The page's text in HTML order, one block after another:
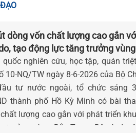
dòng vốn chất lượng cao gắn
tạo động lực tăng trưởng vùng
nghiên cứu, học tập, quán
10-NQ/TW ngày 8-6-2026 của Bộ
tư nước ngoài, tổ chức sáng
thành phố Hồ Kỳ Minh có bài
lượng cao gắn với phát triển
trưởng vùng Bắc Trung Bộ và